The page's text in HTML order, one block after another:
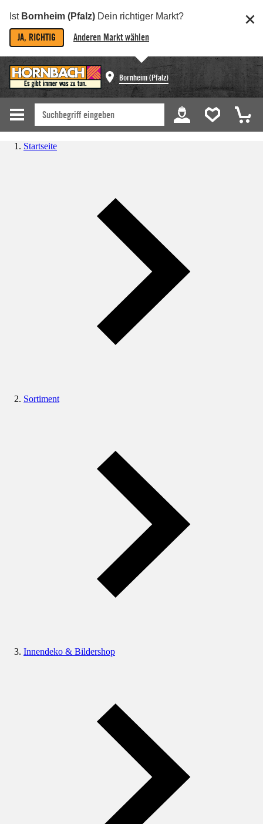
Ist Bornheim (Pfalz) Dein richtiger Markt?
JA, RICHTIG Anderen Markt wählen
Bornheim (Pfalz)
Startseite
Sortiment
Innendeko & Bildershop